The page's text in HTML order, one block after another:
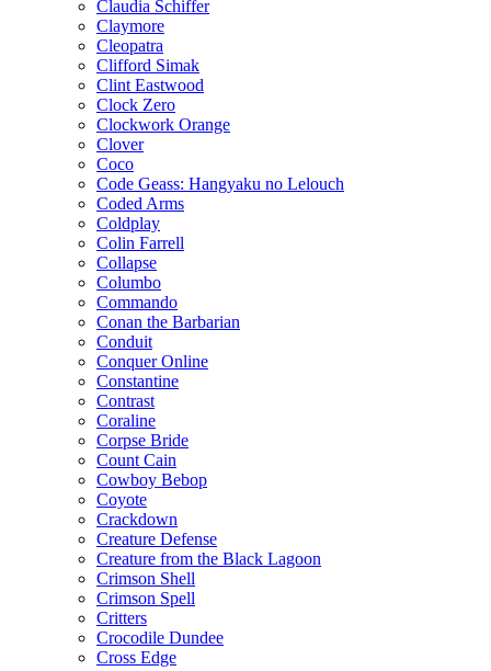
Claudia Schiffer
Claymore
Cleopatra
Clifford Simak
Clint Eastwood
Clock Zero
Clockwork Orange
Clover
Coco
Code Geass: Hangyaku no Lelouch
Coded Arms
Coldplay
Colin Farrell
Collapse
Columbo
Commando
Conan the Barbarian
Conduit
Conquer Online
Constantine
Contrast
Coraline
Corpse Bride
Count Cain
Cowboy Bebop
Coyote
Crackdown
Creature Defense
Creature from the Black Lagoon
Crimson Shell
Crimson Spell
Critters
Crocodile Dundee
Cross Edge